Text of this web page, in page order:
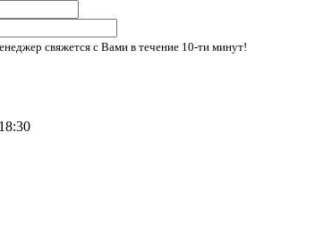
свяжется с Вами в течение 10-ти минут!